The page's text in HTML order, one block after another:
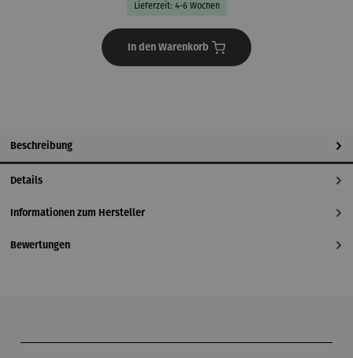
Lieferzeit: 4-6 Wochen
In den Warenkorb
Beschreibung
Details
Informationen zum Hersteller
Bewertungen